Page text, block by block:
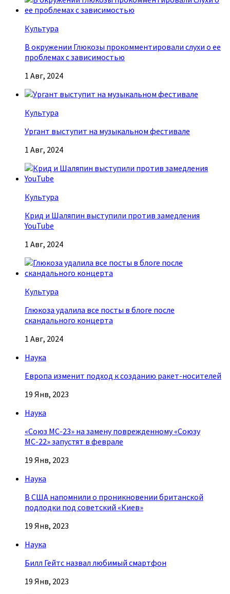
Культура
В окружении Глюкозы прокомментировали слухи о ее
проблемах с зависимостью
1 Авг, 2024
Культура
Ургант выступит на музыкальном фестивале
1 Авг, 2024
Культура
Крид и Шаляпин выступили против замедления
YouTube
1 Авг, 2024
Культура
Глюкоза удалила все посты в блоге после
скандального концерта
1 Авг, 2024
Наука
Европа изменит подход к созданию ракет-носителей
19 Янв, 2023
Наука
«Союз МС-23» на замену поврежденному «Союзу
МС-22» запустят в феврале
19 Янв, 2023
Наука
В США напомнили о проникновении британской
подлодки под советский «Киев»
19 Янв, 2023
Наука
Билл Гейтс назвал любимый смартфон
19 Янв, 2023